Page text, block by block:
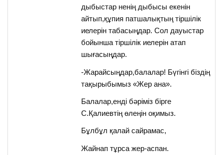
дыбыстар ненің дыбысы екенін
айтып,құпия патшалықтың тіршілік
иелерін табасыңдар. Сол дауыстар
бойынша тіршілік иелерін атап
шығасыңдар.
-Жарайсыңдар,балалар! Бүгінгі біздің
тақырыбымыз «Жер ана».
Балалар,енді бәріміз бірге
С.Қалиевтің өлеңін оқимыз.
Бұлбұл қалай сайрамас,
Жайнап тұрса жер-аспан.